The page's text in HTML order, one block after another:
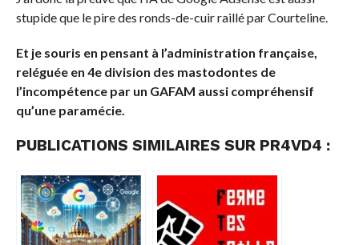
stupide que le pire des ronds-de-cuir raillé par Courteline.
Et je souris en pensant à l’administration française,
reléguée en 4e division des mastodontes de
l’incompétence par un GAFAM aussi compréhensif
qu’une paramécie.
PUBLICATIONS SIMILAIRES SUR PR4VD4 :